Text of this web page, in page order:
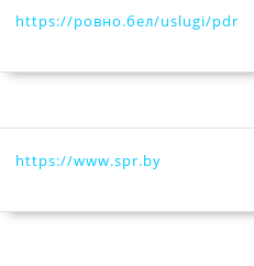
https://ровно.бел/uslugi/pdr
https://www.spr.by